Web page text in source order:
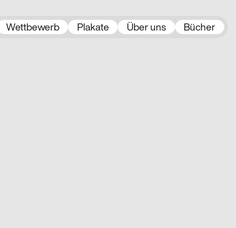
Wettbewerb Plakate Über uns Bücher